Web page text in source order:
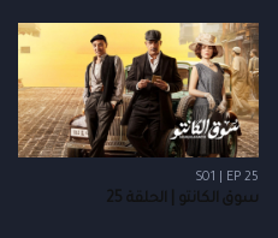
S01 | EP 25
سوق الكانتو | الحلقة 25